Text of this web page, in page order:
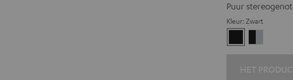
Puur stereogenot
Kleur: Zwart